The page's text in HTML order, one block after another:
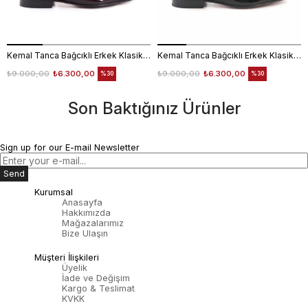
Kemal Tanca Bağcıklı Erkek Klasik Ayakkabı 700
₺6.300,00
₺9.000,00 %30
Kemal Tanca Bağcıklı Erkek Klasik Ayakkabı 700
₺6.300,00
₺9.000,00 %30
Son Baktığınız Ürünler
Sign up for our E-mail Newsletter
Send
Kurumsal
Anasayfa
Hakkımızda
Mağazalarımız
Bize Ulaşın
Müşteri İlişkileri
Üyelik
İade ve Değişim
Kargo & Teslimat
KVKK